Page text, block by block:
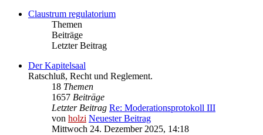
Claustrum regulatorium
Themen
Beiträge
Letzter Beitrag
Der Kapitelsaal
Ratschluß, Recht und Reglement.
18 Themen
1657 Beiträge
Letzter Beitrag Re: Moderationsprotokoll III
von holzi Neuester Beitrag
Mittwoch 24. Dezember 2025, 14:18